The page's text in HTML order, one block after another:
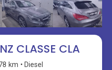
CLASSE CLA
km
Diesel